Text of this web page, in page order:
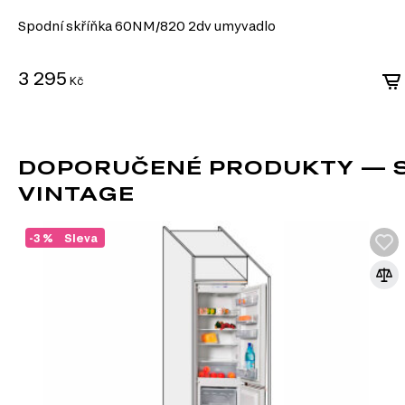
Spodní skříňka 60NМ/820 2dv umyvadlo
3 295 Kč
DOPORUČENÉ PRODUKTY
VINTAGE
Sleva
-3 %